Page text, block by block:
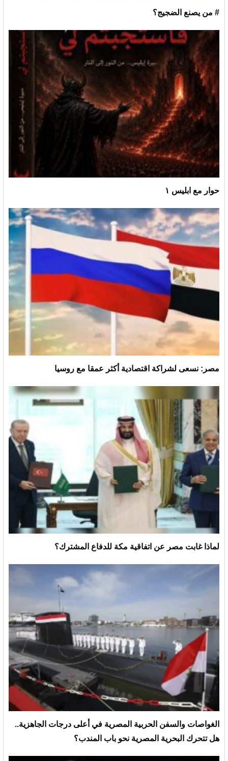
# من يصنع الضجيج؟
حوار مع ابليس ١
مصر: نسعى لشراكة اقتصادية أكثر عمقا مع روسيا
لماذا غابت مصر عن اتفاقية مكة للدفاع المشترك؟
الغواصات والسفن الحربية المصرية في أعلى درجات الجاهزية..
هل تتحرك البحرية المصرية نحو باب المندب؟